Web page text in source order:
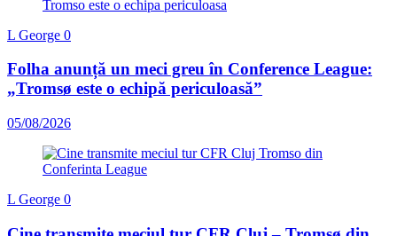
L George 0
Folha anunță un meci greu în Conference League:
„Tromsø este o echipă periculoasă”
05/08/2026
L George 0